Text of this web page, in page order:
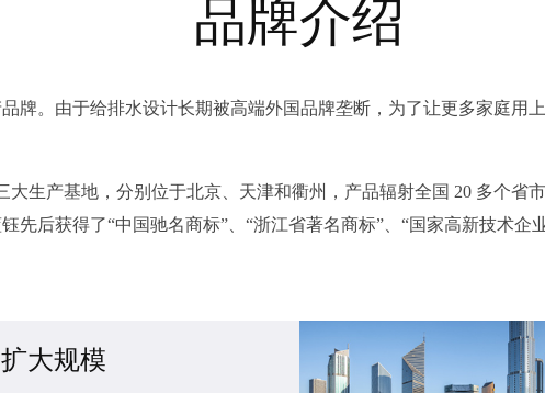
品牌介绍
牌。由于给排水设计长期被高端外国品牌垄断，为了让更多家庭用
大生产基地，分别位于北京、天津和衢州，产品辐射全国 20 多个省
先后获得了“中国驰名商标”、“浙江省著名商标”、“国家高新技术企
扩大规模